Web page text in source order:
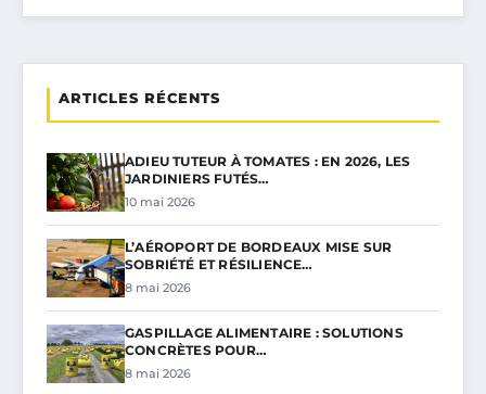
ARTICLES RÉCENTS
ADIEU TUTEUR À TOMATES : EN 2026, LES
JARDINIERS FUTÉS…
10 mai 2026
L’AÉROPORT DE BORDEAUX MISE SUR
SOBRIÉTÉ ET RÉSILIENCE…
8 mai 2026
GASPILLAGE ALIMENTAIRE : SOLUTIONS
CONCRÈTES POUR…
8 mai 2026